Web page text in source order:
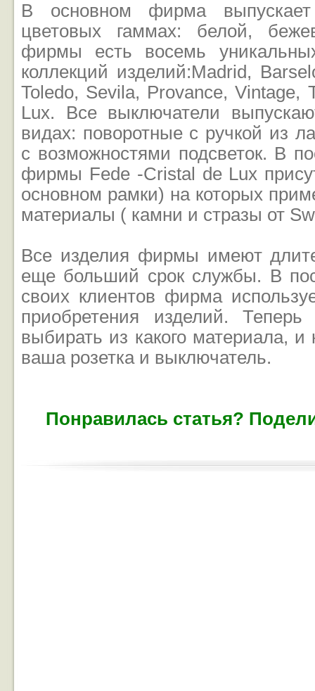
В основном фирма
цветовых гаммах: белой,
фирмы есть восемь
коллекций изделий:Madrid,
Toledo, Sevila, Provance, Vintage,
Lux. Все выключатели
видах: поворотные с ручкой из
с возможностями подсветок. В
фирмы Fede -Cristal de Lux
основном рамки) на которых
материалы ( камни и стразы от
Все изделия фирмы имеют
еще больший срок службы. В
своих клиентов фирма
приобретения изделий.
выбирать из какого материала,
ваша розетка и выключатель.
Понравилась статья?